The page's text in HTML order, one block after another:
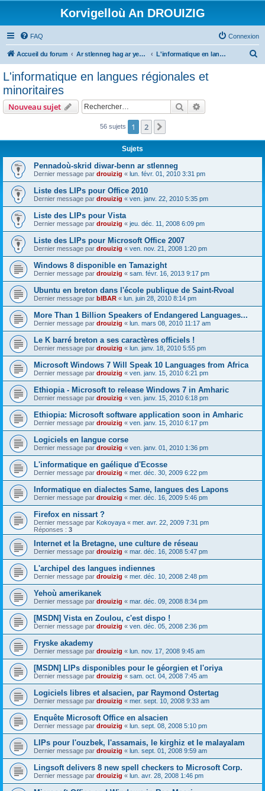
Korvigelloù An DROUIZIG
FAQ Connexion
Accueil du forum Ar stlenneg hag ar yezhoù bihan er bed a-bezh L'informatique en langues régionales et minoritaires
c
r
L'informatique en langues régionales et
minoritaires
Nouveau sujet Rechercher
56 sujets 1 2
Sujets
Pennadoù-skrid diwar-benn ar stlenneg
Dernier message par drouizig « lun. févr. 01, 2010 3:31 pm
Liste des LIPs pour Office 2010
Dernier message par drouizig « ven. janv. 22, 2010 5:35 pm
Liste des LIPs pour Vista
Dernier message par drouizig « jeu. déc. 11, 2008 6:09 pm
Liste des LIPs pour Microsoft Office 2007
Dernier message par drouizig « ven. nov. 21, 2008 1:20 pm
Windows 8 disponible en Tamazight
Dernier message par drouizig « sam. févr. 16, 2013 9:17 pm
Ubuntu en breton dans l'école publique de Saint-Rvoal
Dernier message par bIBAR « lun. juin 28, 2010 8:14 pm
More Than 1 Billion Speakers of Endangered Languages...
Dernier message par drouizig « lun. mars 08, 2010 11:17 am
Le K barré breton a ses caractères officiels !
Dernier message par drouizig « lun. janv. 18, 2010 5:55 pm
Microsoft Windows 7 Will Speak 10 Languages from Africa
Dernier message par drouizig « ven. janv. 15, 2010 6:21 pm
Ethiopia - Microsoft to release Windows 7 in Amharic
Dernier message par drouizig « ven. janv. 15, 2010 6:18 pm
Ethiopia: Microsoft software application soon in Amharic
Dernier message par drouizig « ven. janv. 15, 2010 6:17 pm
Logiciels en langue corse
Dernier message par drouizig « ven. janv. 01, 2010 1:36 pm
L'informatique en gaélique d'Ecosse
Dernier message par drouizig « mer. déc. 30, 2009 6:22 pm
Informatique en dialectes Same, langues des Lapons
Dernier message par drouizig « mer. déc. 16, 2009 5:46 pm
Firefox en nissart ?
Dernier message par Kokoyaya « mer. avr. 22, 2009 7:31 pm
Réponses : 3
Internet et la Bretagne, une culture de réseau
Dernier message par drouizig « mar. déc. 16, 2008 5:47 pm
L'archipel des langues indiennes
Dernier message par drouizig « mer. déc. 10, 2008 2:48 pm
Yehoù amerikanek
Dernier message par drouizig « mar. déc. 09, 2008 8:34 pm
[MSDN] Vista en Zoulou, c'est dispo !
Dernier message par drouizig « ven. déc. 05, 2008 2:36 pm
Fryske akademy
Dernier message par drouizig « lun. nov. 17, 2008 9:45 am
[MSDN] LIPs disponibles pour le géorgien et l'oriya
Dernier message par drouizig « sam. oct. 04, 2008 7:45 am
Logiciels libres et alsacien, par Raymond Ostertag
Dernier message par drouizig « mer. sept. 10, 2008 9:33 am
Enquête Microsoft Office en alsacien
Dernier message par drouizig « lun. sept. 08, 2008 5:10 pm
LIPs pour l'ouzbek, l'assamais, le kirghiz et le malayalam
Dernier message par drouizig « lun. sept. 01, 2008 9:59 am
Lingsoft delivers 8 new spell checkers to Microsoft Corp.
Dernier message par drouizig « lun. avr. 28, 2008 1:46 pm